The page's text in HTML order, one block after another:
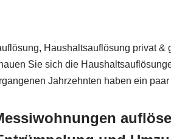
Haushaltsauflösung privat
Sie sich die
Jahrzehnten haben ein